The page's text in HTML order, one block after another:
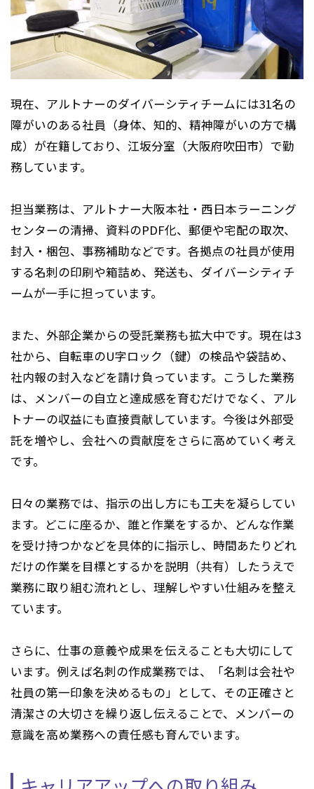
現在、アルトナーのダイバーシティチームには31名の
障がいのある社員（身体、知的、精神障がいの方で構
成）が在籍しており、江坂分室（大阪府吹田市）で勤
務しています。
担当業務は、アルトナー大阪本社・西日本ラーニング
センターの清掃、資料のPDF化、郵便や宅配の取次、
封入・梱包、事務補助などです。各拠点の社員が使用
する名刺の印刷や箱詰め、発送も、ダイバーシティチ
ームが一手に担っています。
また、外部企業からの受託業務も拡大中です。現在は3
社から、自転車のU字ロック（鍵）の検品や袋詰め、
社内報の封入などを請け負っています。こうした業務
は、メンバーの自立と達成感を育むだけでなく、アル
トナーの収益にも直接貢献しています。今後は外部受
託を増やし、会社への貢献度をさらに高めていく考え
です。
日々の業務では、指示の出し方にも工夫を凝らしてい
ます。どこに座るか、誰と作業をするか、どんな作業
を受け持つかなどを具体的に指示し、時間あたりどれ
だけの作業を目標とするかを説明（共有）したうえで
業務に取り組む流れとし、理解しやすい仕組みを整え
ています。
さらに、仕事の意義や成果を伝えることも大切にして
います。例えば名刺の作成業務では、「名刺は会社や
社員の第一印象を決めるもの」として、その正確さと
清潔さの大切さを繰り返し伝えることで、メンバーの
意識を高め業務への責任感も育んでいます。